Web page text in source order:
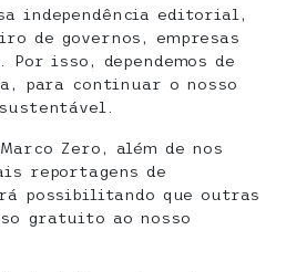
independência editorial,
de governos, empresas
isso, dependemos de
para continuar o nosso
Zero, além de nos
reportagens de
possibilitando que outras
gratuito ao nosso